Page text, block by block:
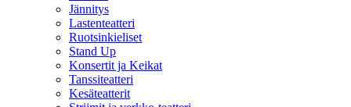
Jännitys
Lastenteatteri
Ruotsinkieliset
Stand Up
Konsertit ja Keikat
Tanssiteatteri
Kesäteatterit